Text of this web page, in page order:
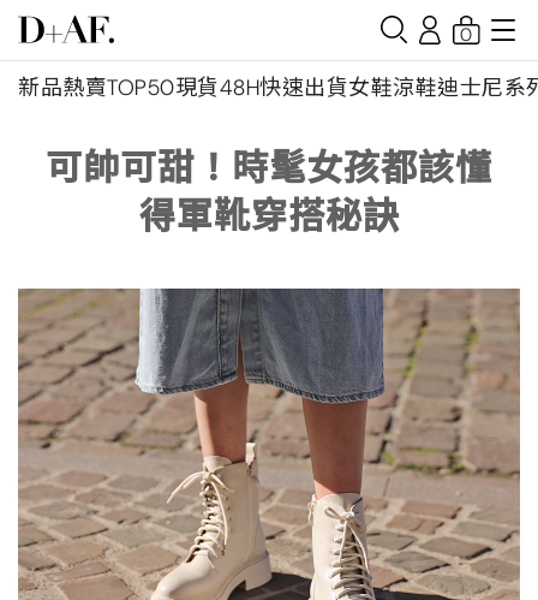
新品熱賣TOP50現貨48H快速出貨女鞋涼鞋迪士尼系
0
可帥可甜！時髦女孩都該懂
得軍靴穿搭秘訣